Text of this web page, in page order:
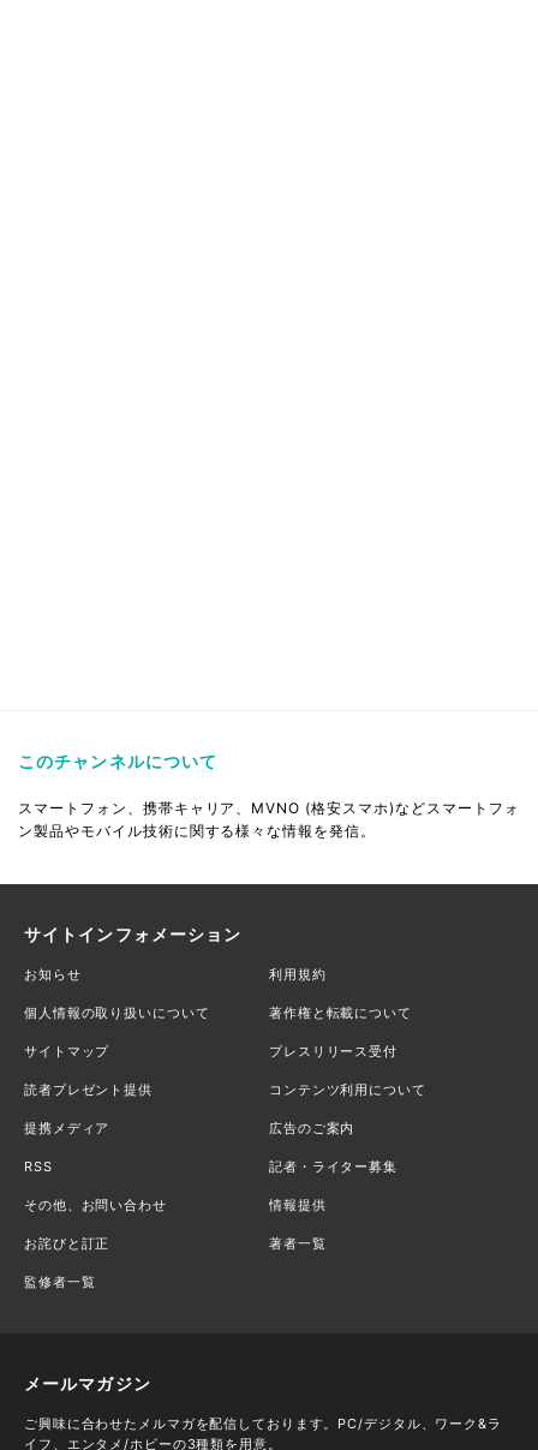
このチャンネルについて
スマートフォン、携帯キャリア、MVNO (格安スマホ)などスマートフォ
ン製品やモバイル技術に関する様々な情報を発信。
サイトインフォメーション
お知らせ 利用規約
個人情報の取り扱いについて 著作権と転載について
サイトマップ プレスリリース受付
読者プレゼント提供 コンテンツ利用について
提携メディア 広告のご案内
RSS 記者・ライター募集
その他、お問い合わせ 情報提供
お詫びと訂正 著者一覧
監修者一覧
メールマガジン
ご興味に合わせたメルマガを配信しております。PC/デジタル、ワーク&ラ
イフ、エンタメ/ホビーの3種類を用意。